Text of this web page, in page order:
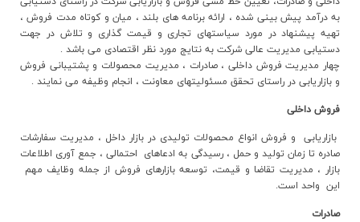
پایداری
سهامداران
به درآمد پيش بيني شده ، ارائه برنامه هاي بلند ، ميان و کوتاه مدت فروش ،
تهيه پيشنهاد در مورد سياستهاي تجاري و قيمت گذاري و تلاش در جهت
دستيابي مديريت عالي شرکت به نتايج مورد نظر اقتصادي مي باشد .
چهار مديريت فروش داخلي ، صادرات ، مديريت محصولات و پشتيباني فروش
و بازاريابي در راستاي تحقق مسئوليتهاي معاونت ، انجام وظيفه مي نمايند .
فروش داخلي
بازاريابي و فروش انواع محصولات توليدي در بازار داخل ، مديريت سفارشات
صادره تا زمان توليد و حمل ، رسيدگي به ادعاهاي احتمالي ، جمع آوري اطلاعات
بازار ، مديريت تقاضا و قيمت، توسعه بازارهاي فروش از جمله وظايف مهم
اين واحد است.
صادرات